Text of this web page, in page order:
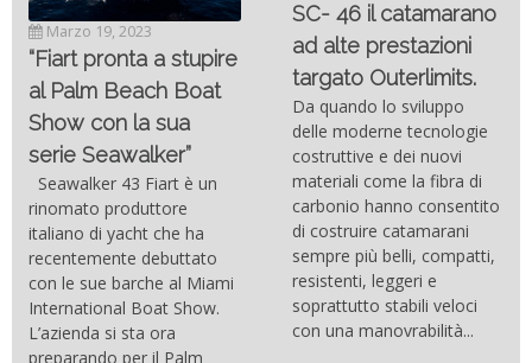
Marzo 19, 2023
“Fiart pronta a stupire
al Palm Beach Boat
Show con la sua
serie Seawalker”
Seawalker 43 Fiart è un
rinomato produttore
italiano di yacht che ha
recentemente debuttato
con le sue barche al Miami
International Boat Show.
L’azienda si sta ora
preparando per il Palm
SC- 46 il catamarano
ad alte prestazioni
targato Outerlimits.
Da quando lo sviluppo
delle moderne tecnologie
costruttive e dei nuovi
materiali come la fibra di
carbonio hanno consentito
di costruire catamarani
sempre più belli, compatti,
resistenti, leggeri e
soprattutto stabili veloci
con una manovrabilità...